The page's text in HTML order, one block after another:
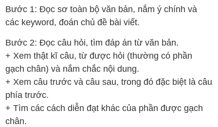
Bước 1: Đọc sơ toàn bộ văn bản, nắm ý chính và
các keyword, đoán chủ đề bài viết.
Bước 2: Đọc câu hỏi, tìm đáp án từ văn bản.
+ Xem thật kĩ câu, từ được hỏi (thường có phần
gạch chân) và nắm chắc nội dung.
+ Xem câu trước và câu sau, trong đó đặc biệt là câu
phía trước.
+ Tìm các cách diễn đạt khác của phần được gạch
chân.